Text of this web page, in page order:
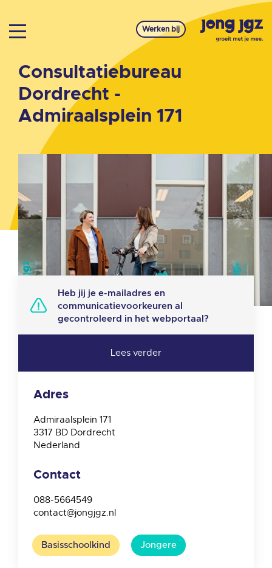
Consultatiebureau
Dordrecht -
Admiraalsplein 171
Heb jij je e-mailadres en
communicatievoorkeuren al
gecontroleerd in het webportaal?
Adres
Admiraalsplein 171
3317 BD Dordrecht
Nederland
Contact
088-5664549
contact@jongjgz.nl
Basisschoolkind Jongere
Werken bij